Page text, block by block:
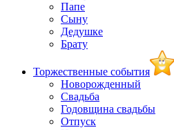
Папе
Сыну
Дедушке
Брату
Торжественные события
Новорожденный
Свадьба
Годовщина свадьбы
Отпуск